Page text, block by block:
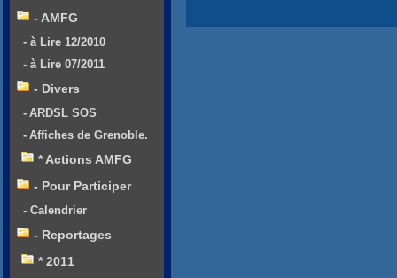
- AMFG
- à Lire 12/2010
- à Lire 07/2011
- Divers
- ARDSL SOS
- Affiches de Grenoble.
* Actions AMFG
- Pour Participer
- Calendrier
- Reportages
* 2011